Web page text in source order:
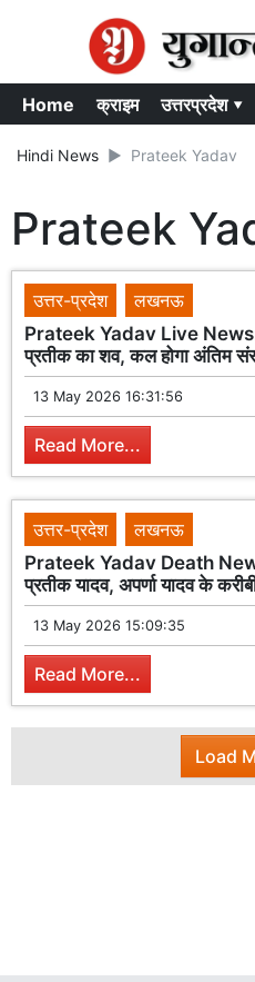
Home क्राइम उत्तरप्रदेश ▾
Hindi News Prateek Yadav
Prateek
उत्तर-प्रदेश
लखनऊ
Prateek Yadav Live News:
प्रतीक का शव, कल होगा अंतिम
13 May 2026 16:31:56
Read More...
उत्तर-प्रदेश
लखनऊ
Prateek Yadav Death
प्रतीक यादव, अपर्णा यादव के
13 May 2026 15:09:35
Read More...
Load